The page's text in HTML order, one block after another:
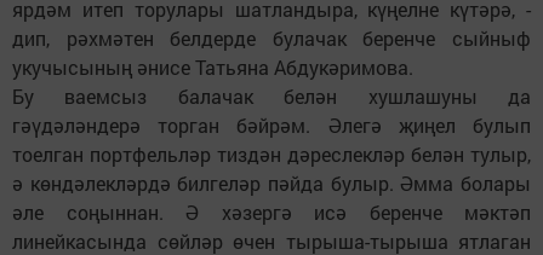
ярдәм итеп торулары шатландыра, күңелне күтәрә, -
дип, рәхмәтен белдерде булачак беренче сыйныф
укучысының әнисе Татьяна Абдукәримова.
Бу ваемсыз балачак белән хушлашуны да
гәүдәләндерә торган бәйрәм. Әлегә җиңел булып
тоелган портфельләр тиздән дәреслекләр белән тулыр,
ә көндәлекләрдә билгеләр пәйда булыр. Әмма болары
әле соңыннан. Ә хәзергә исә беренче мәктәп
линейкасында сөйләр өчен тырыша-тырыша ятлаган